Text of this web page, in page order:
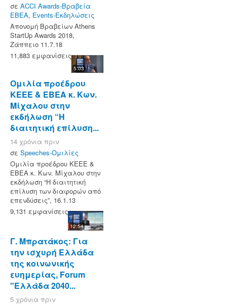
σε ACCI Awards-Βραβεία
ΕΒΕΑ, Events-Εκδηλώσεις
Απονομή Βραβείων Athens
StartUp Awards 2018,
Ζάππειο 11.7.18
11,883 εμφανίσεις
5:03
Ομιλία προέδρου
ΚΕΕΕ & ΕΒΕΑ κ. Κων.
Μίχαλου στην
εκδήλωση “Η
διαιτητική επίλυση...
14 χρόνια πριν
σε Speeches-Ομιλίες
Ομιλία προέδρου ΚΕΕΕ &
ΕΒΕΑ κ. Κων. Μίχαλου στην
εκδήλωση “Η διαιτητική
επίλυση των διαφορών από
επενδύσεις”, 16.1.13
9,131 εμφανίσεις
12:54
Γ. Μπρατάκος: Για
την ισχυρή Ελλάδα
της κοινωνικής
ευημερίας, Forum
"Ελλάδα 2040...
5 χρόνια πριν